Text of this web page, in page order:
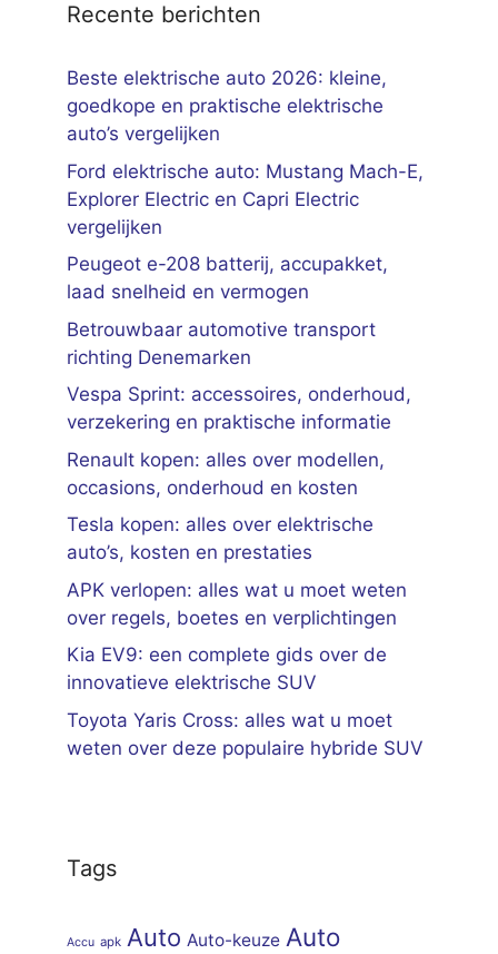
Recente berichten
Beste elektrische auto 2026: kleine,
goedkope en praktische elektrische
auto’s vergelijken
Ford elektrische auto: Mustang Mach-E,
Explorer Electric en Capri Electric
vergelijken
Peugeot e-208 batterij, accupakket,
laad snelheid en vermogen
Betrouwbaar automotive transport
richting Denemarken
Vespa Sprint: accessoires, onderhoud,
verzekering en praktische informatie
Renault kopen: alles over modellen,
occasions, onderhoud en kosten
Tesla kopen: alles over elektrische
auto’s, kosten en prestaties
APK verlopen: alles wat u moet weten
over regels, boetes en verplichtingen
Kia EV9: een complete gids over de
innovatieve elektrische SUV
Toyota Yaris Cross: alles wat u moet
weten over deze populaire hybride SUV
Tags
Accu apk Auto Auto-keuze Auto